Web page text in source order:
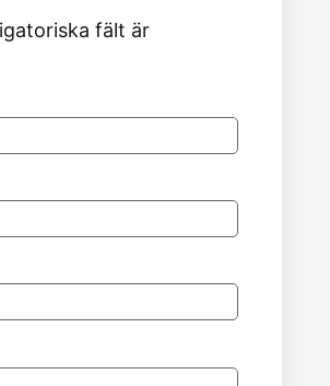
fält är